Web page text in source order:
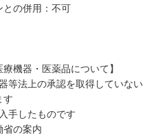
との併用：不可
機器・医薬品について】
等法上の承認を取得していない
す
手したものです
省の案内